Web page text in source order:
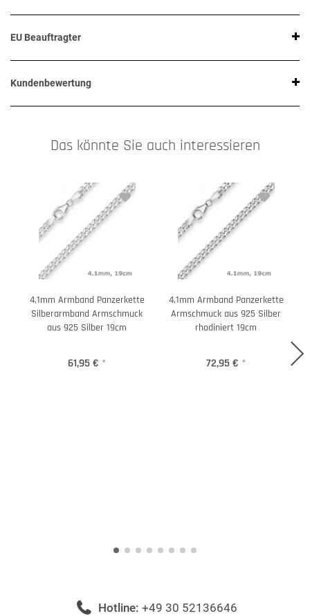
EU Beauftragter
Kundenbewertung
Das könnte Sie auch interessieren
4,1mm Armband Panzerkette
Silberarmband Armschmuck
aus 925 Silber 19cm
61,95 € *
4,1mm Armband Panzerkette
Armschmuck aus 925 Silber
rhodiniert 19cm
72,95 € *
Hotline: +49 30 52136646